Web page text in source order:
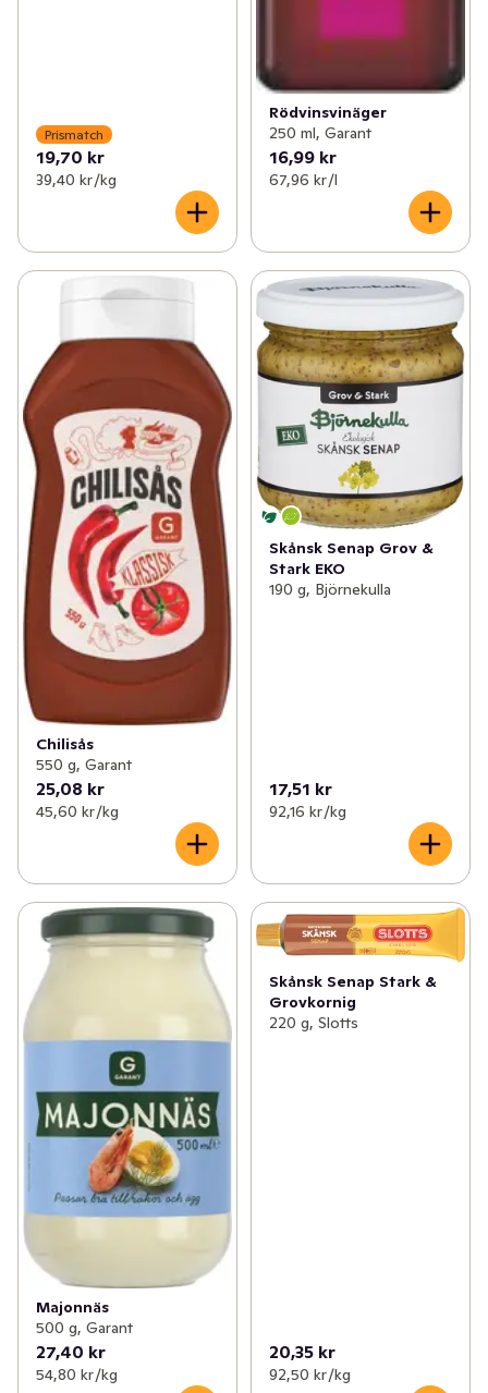
Prismatch
19,70 kr
39,40 kr /kg
Rödvinsvinäger
250 ml, Garant
16,99 kr
67,96 kr /l
Chilisås
550 g, Garant
25,08 kr
45,60 kr /kg
Skånsk Senap Grov &
Stark EKO
190 g, Björnekulla
17,51 kr
92,16 kr /kg
Majonnäs
500 g, Garant
27,40 kr
54,80 kr /kg
Skånsk Senap Stark &
Grovkornig
220 g, Slotts
20,35 kr
92,50 kr /kg